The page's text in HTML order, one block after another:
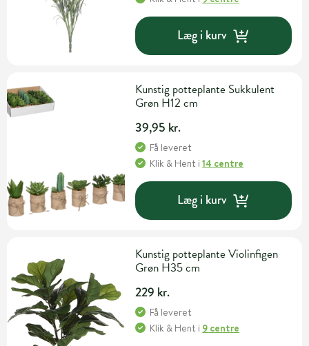
Læg i kurv
Kunstig potteplante Sukkulent
Grøn H12 cm
39,95 kr.
Få leveret
Klik & Hent i14 centre
Læg i kurv
Kunstig potteplante Violinfigen
Grøn H35 cm
229 kr.
Få leveret
Klik & Hent i 9 centre